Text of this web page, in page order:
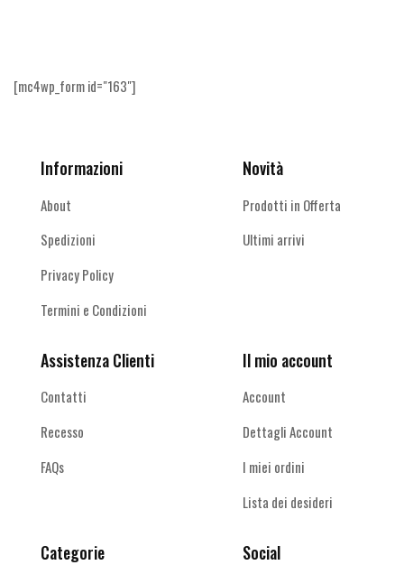
[mc4wp_form id="163"]
Informazioni
About
Spedizioni
Privacy Policy
Termini e Condizioni
Novità
Prodotti in Offerta
Ultimi arrivi
Assistenza Clienti
Contatti
Recesso
FAQs
Il mio account
Account
Dettagli Account
I miei ordini
Lista dei desideri
Categorie Social